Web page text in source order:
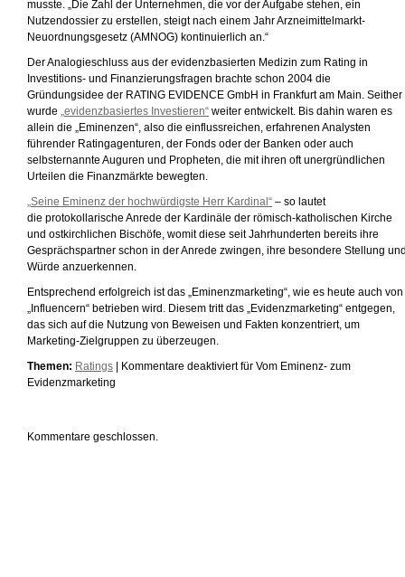
musste. „Die Zahl der Unternehmen, die vor der Aufgabe stehen, ein
Nutzendossier zu erstellen, steigt nach einem Jahr Arzneimittelmarkt-
Neuordnungsgesetz (AMNOG) kontinuierlich an.“
Der Analogieschluss aus der evidenzbasierten Medizin zum Rating in
Investitions- und Finanzierungsfragen brachte schon 2004 die
Gründungsidee der RATING EVIDENCE GmbH in Frankfurt am Main. Seither
wurde
„evidenzbasiertes Investieren“ weiter entwickelt. Bis dahin waren es
allein die „Eminenzen“, also die einflussreichen, erfahrenen Analysten
führender Ratingagenturen, der Fonds oder der Banken oder auch
selbsternannte Auguren und Propheten, die mit ihren oft unergründlichen
Urteilen die Finanzmärkte bewegten.
„Seine Eminenz der hochwürdigste Herr Kardinal“ – so lautet
die protokollarische Anrede der Kardinäle der römisch-katholischen Kirche
und ostkirchlichen Bischöfe, womit diese seit Jahrhunderten bereits ihre
Gesprächspartner schon in der Anrede zwingen, ihre besondere Stellung
Würde anzuerkennen.
Entsprechend erfolgreich ist das „Eminenzmarketing“, wie es heute auch von
„Influencern“ betrieben wird. Diesem tritt das „Evidenzmarketing“ entgegen,
das sich auf die Nutzung von Beweisen und Fakten konzentriert, um
Marketing-Zielgruppen zu überzeugen.
Themen: Ratings Kommentare deaktiviertfür Vom Eminenz- zum
Evidenzmarketing
Kommentare geschlossen.